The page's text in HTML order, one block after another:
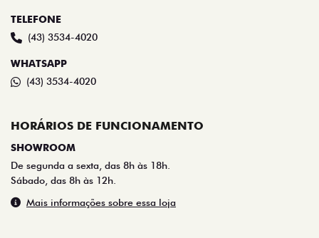
TELEFONE
(43) 3534-4020
WHATSAPP
(43) 3534-4020
HORÁRIOS DE FUNCIONAMENTO
SHOWROOM
De segunda a sexta, das 8h às 18h.
Sábado, das 8h às 12h.
Mais informações sobre essa loja